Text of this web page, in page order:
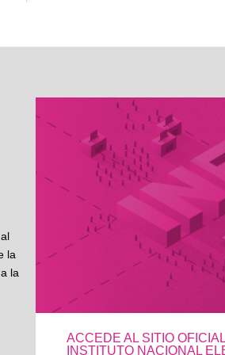
la
la
ACCEDE AL SITIO
INSTITUTO NACIONAL